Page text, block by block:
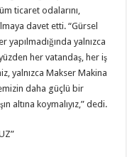
ticaret odalarını,
davet etti. “Gürsel
yapılmadığında yalnızca
her vatandaş, her iş
yalnızca Makser Makina
daha güçlü bir
altına koymalıyız,” dedi.